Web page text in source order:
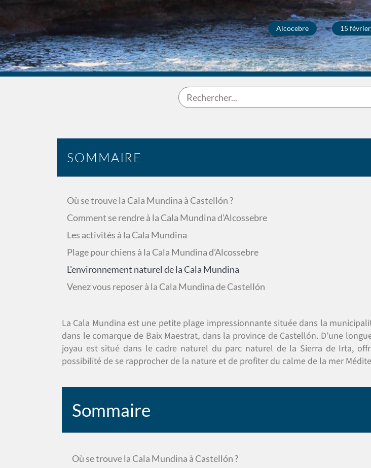
Alcocebre 15
SOMMAIRE
Où se trouve la Cala Mundina à Castellón ?
Comment se rendre à la Cala Mundina d’Alcossebre
Les activités à la Cala Mundina
Plage pour chiens à la Cala Mundina d’Alcossebre
L'environnement naturel de la Cala Mundina
Venez vous reposer à la Cala Mundina de Castellón
La Cala Mundina est une petite plage impressionnante située dans la
dans le comarque de Baix Maestrat, dans la province de Castellón. D’une
joyau est situé dans le cadre naturel du parc naturel de la Sierra de Irta,
possibilité de se rapprocher de la nature et de profiter du calme de la mer
Sommaire
Où se trouve la Cala Mundina à Castellón ?